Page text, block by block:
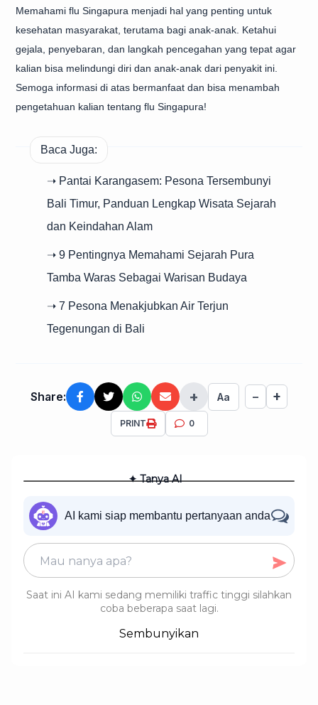
Memahami flu Singapura menjadi hal yang penting untuk
kesehatan masyarakat, terutama bagi anak-anak. Ketahui
gejala, penyebaran, dan langkah pencegahan yang tepat agar
kalian bisa melindungi diri dan anak-anak dari penyakit ini.
Semoga informasi di atas bermanfaat dan bisa menambah
pengetahuan kalian tentang flu Singapura!
Baca Juga:
➝ Pantai Karangasem: Pesona Tersembunyi
Bali Timur, Panduan Lengkap Wisata Sejarah
dan Keindahan Alam
➝ 9 Pentingnya Memahami Sejarah Pura
Tamba Waras Sebagai Warisan Budaya
➝ 7 Pesona Menakjubkan Air Terjun
Tegenungan di Bali
Share: + Aa − +
PRINT 0
✦ Tanya AI
AI kami siap membantu pertanyaan anda
Saat ini AI kami sedang memiliki traffic tinggi silahkan
coba beberapa saat lagi.
Sembunyikan